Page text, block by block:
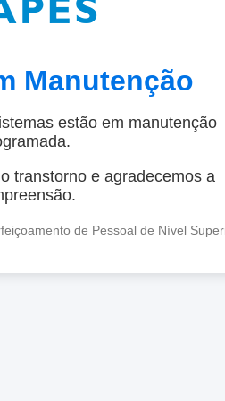
Manutenção
estão em manutenção
transtorno e agradecemos a
de Pessoal de Nível